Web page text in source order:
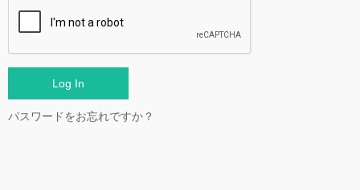
パスワードをお忘れですか？